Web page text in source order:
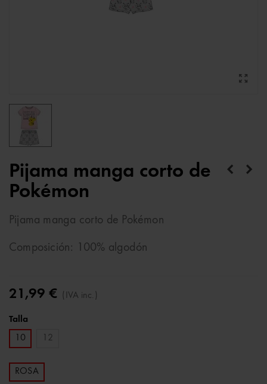
Pijama manga corto de
Pokémon
Pijama manga corto de Pokémon
Composición: 100% algodón
21,99 € (IVA inc.)
Talla
10
12
ROSA